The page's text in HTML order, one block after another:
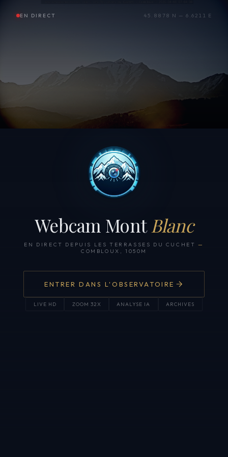
EN DIRECT 45.8878 N — 6.6211 E
Webcam Mont Blanc
EN DIRECT DEPUIS LES TERRASSES DU CUCHET —
COMBLOUX, 1050M
ENTRER DANS L'OBSERVATOIRE
LIVE HD ZOOM 32X ANALYSE IA ARCHIVES